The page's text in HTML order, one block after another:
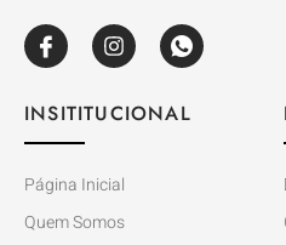
INSITITUCIONAL
Página Inicial
Quem Somos